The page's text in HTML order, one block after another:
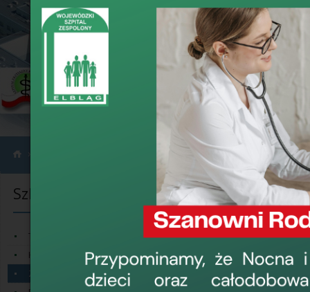
Zapisy, kontakt, informacje
Szkoła Rodzenia
Terminarz Szkoły Rodzenia
Kadra
Zapisy, kontakt, informacje
Zapisy,
Szanowni
Wojewódzki
osobami
W strukturach